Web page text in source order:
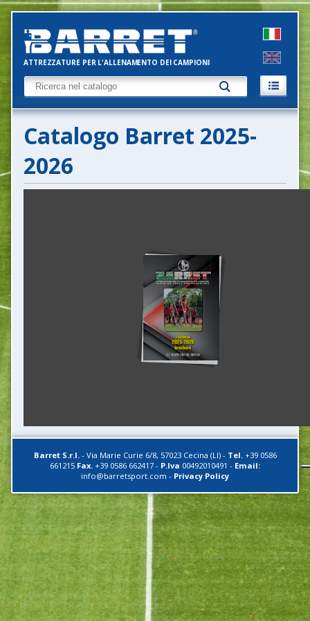
ATTREZZATURE PER L'ALLENAMENTO DEI CAMPIONI
Catalogo Barret 2025-
2026
Barret S.r.l. - Via Marie Curie 6/8, 57023 Cecina (LI) - Tel. +39 0586
661215 Fax. +39 0586 662417 - P.Iva 00492010491 - Email:
info@barretsport.com - Privacy Policy